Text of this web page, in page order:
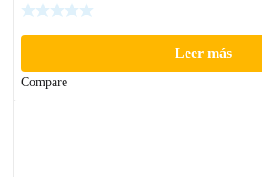
Leer más
Compare